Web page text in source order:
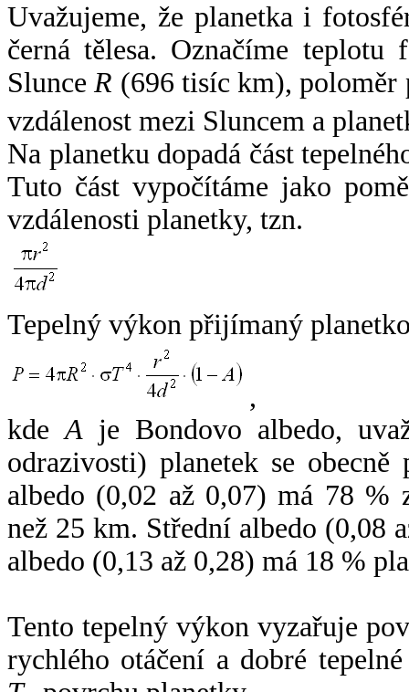
Uvažujeme, že planetka i
černá tělesa. Označíme
SlunceR (696 tisíc km),
vzdálenost mezi Sluncem a
Na planetku dopadá část
Tuto část vypočítáme jako
vzdálenosti planetky, tzn.
Tepelný výkon přijímaný
,
kdeA je Bondovo albedo,
odrazivosti) planetek se
albedo (0,02 až 0,07) má 78 %
než 25 km. Střední albedo (0,08
albedo (0,13 až 0,28) má 18 %
Tento tepelný výkon vyzařuje
rychlého otáčení a dobré